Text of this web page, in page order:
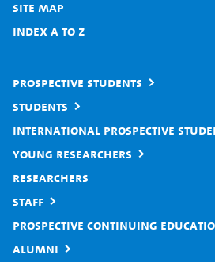
Site map
Index A to Z
Prospective students
Students
International prospective
Young researchers
Researchers
Staff
Prospective continuing
Alumni